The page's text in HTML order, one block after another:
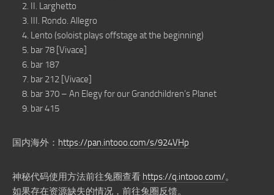
II. Larghetto
III. Rondo. Allegro
Lento (soloist plays offstage at the beginning)
bar 78 [Vivace]
bar 187
bar 212 [Vivace]
bar 370 – An Elegy for our Grandchildren’s Planet
bar 415
国内海外： https://pan.intooo.com/s/924VHp
神秘代码使用方法前往兔圈查看 https://q.intooo.com/。
如果存在资源缺失的情况，前往兔圈反馈。